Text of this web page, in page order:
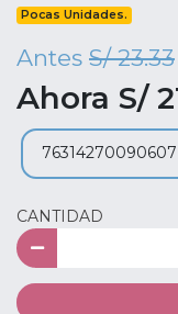
Pocas Unidades.
Antes S/ 23.33
Ahora S/
76314270090607
CANTIDAD